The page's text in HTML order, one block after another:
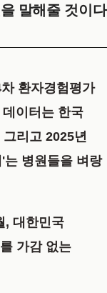
말해줄 것이다
환자경험평가
이터는 한국
리고 2025년
는 병원들을 벼랑
, 대한민국
가감 없는